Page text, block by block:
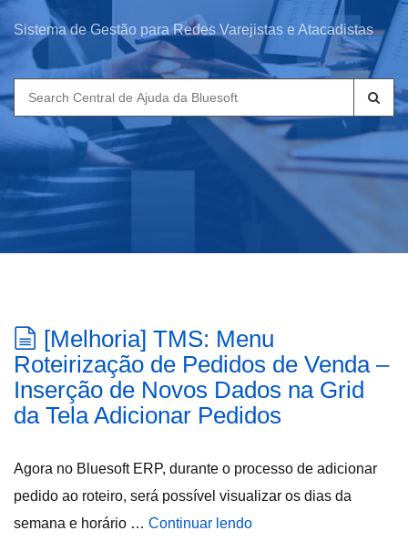
Sistema de Gestão para Redes Varejistas e Atacadistas
Search
for:
[Melhoria] TMS: Menu
Roteirização de Pedidos de Venda –
Inserção de Novos Dados na Grid
da Tela Adicionar Pedidos
Agora no Bluesoft ERP, durante o processo de adicionar
pedido ao roteiro, será possível visualizar os dias da
semana e horário … Continuar lendo